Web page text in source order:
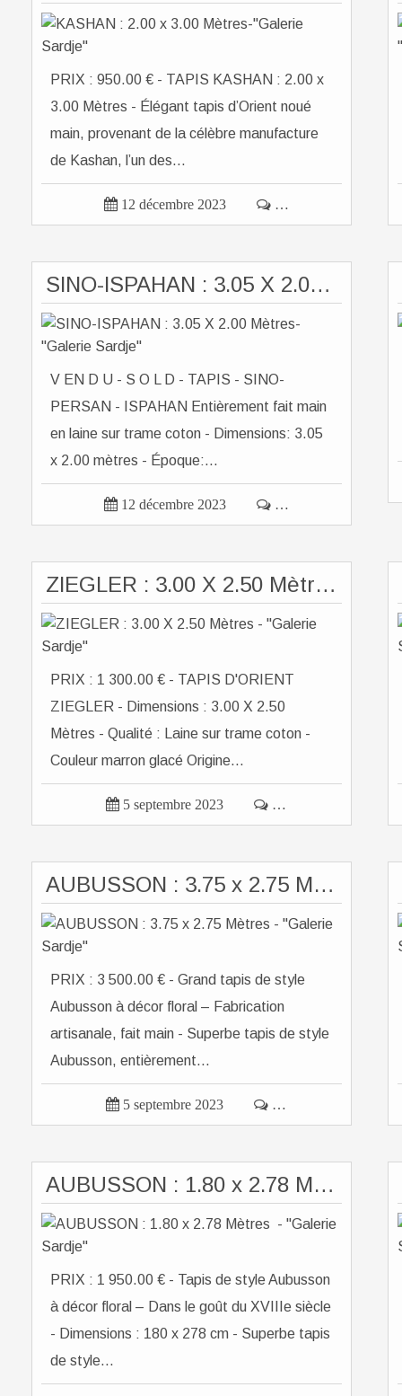
PRIX : 950.00 € - TAPIS KASHAN : 2.00 x
3.00 Mètres - Élégant tapis d’Orient noué
main, provenant de la célèbre manufacture
de Kashan, l’un des...
 12 décembre 2023  …
SINO-ISPAHAN : 3.05 X 2.00 Mètres-"Galerie Sardje"
V EN D U - S O L D - TAPIS - SINO-
PERSAN - ISPAHAN Entièrement fait main
en laine sur trame coton - Dimensions: 3.05
x 2.00 mètres - Époque:...
 12 décembre 2023  …
ZIEGLER : 3.00 X 2.50 Mètres - "Galerie Sardje"
PRIX : 1 300.00 € - TAPIS D'ORIENT
ZIEGLER - Dimensions : 3.00 X 2.50
Mètres - Qualité : Laine sur trame coton -
Couleur marron glacé Origine...
 5 septembre 2023  …
AUBUSSON : 3.75 x 2.75 Mètres - "Galerie Sardje"
PRIX : 3 500.00 € - Grand tapis de style
Aubusson à décor floral – Fabrication
artisanale, fait main - Superbe tapis de style
Aubusson, entièrement...
 5 septembre 2023  …
AUBUSSON : 1.80 x 2.78 Mètres - "Galerie Sardje"
PRIX : 1 950.00 € - Tapis de style Aubusson
à décor floral – Dans le goût du XVIIIe siècle
- Dimensions : 180 x 278 cm - Superbe tapis
de style...